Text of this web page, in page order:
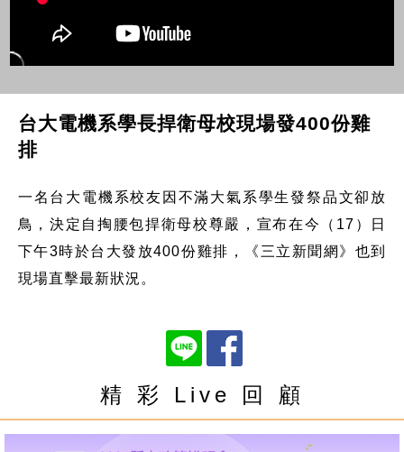
台大電機系學長捍衛母校現場發400份雞
排
一名台大電機系校友因不滿大氣系學生發祭品文卻放
鳥，決定自掏腰包捍衛母校尊嚴，宣布在今（17）日
下午3時於台大發放400份雞排，《三立新聞網》也到
現場直擊最新狀況。
精 彩 Live 回 顧